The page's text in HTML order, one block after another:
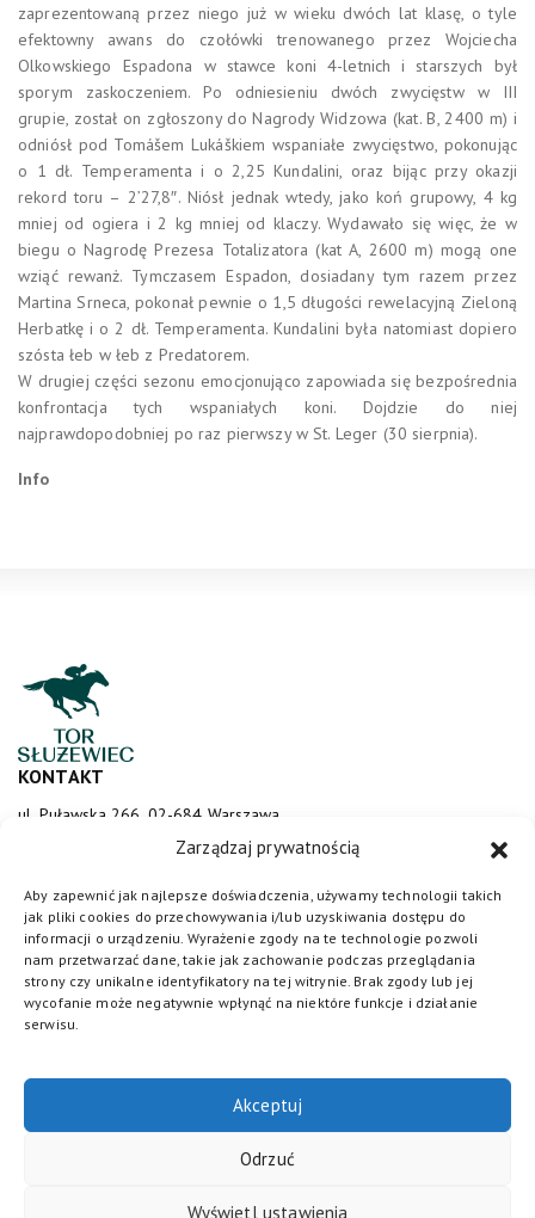
Zarządzaj prywatnością
Aby zapewnić jak najlepsze doświadczenia, używamy technologii takich
jak pliki cookies do przechowywania i/lub uzyskiwania dostępu do
informacji o urządzeniu. Wyrażenie zgody na te technologie pozwoli
nam przetwarzać dane, takie jak zachowanie podczas przeglądania
strony czy unikalne identyfikatory na tej witrynie. Brak zgody lub jej
wycofanie może negatywnie wpłynąć na niektóre funkcje i działanie
serwisu.
Akceptuj
Odrzuć
Wyświetl ustawienia
zaprezentowaną przez niego już w wieku dwóch lat klasę, o tyle
efektowny awans do czołówki trenowanego przez Wojciecha
Olkowskiego Espadona w stawce koni 4-letnich i starszych był
sporym zaskoczeniem. Po odniesieniu dwóch zwycięstw w III
grupie, został on zgłoszony do Nagrody Widzowa (kat. B, 2400 m) i
odniósł pod Tomášem Lukáškiem wspaniałe zwycięstwo, pokonując
o 1 dł. Temperamenta i o 2,25 Kundalini, oraz bijąc przy okazji
rekord toru – 2’27,8″. Niósł jednak wtedy, jako koń grupowy, 4 kg
mniej od ogiera i 2 kg mniej od klaczy. Wydawało się więc, że w
biegu o Nagrodę Prezesa Totalizatora (kat A, 2600 m) mogą one
wziąć rewanż. Tymczasem Espadon, dosiadany tym razem przez
Martina Srneca, pokonał pewnie o 1,5 długości rewelacyjną Zieloną
Herbatkę i o 2 dł. Temperamenta. Kundalini była natomiast dopiero
szósta łeb w łeb z Predatorem.
W drugiej części sezonu emocjonująco zapowiada się bezpośrednia
konfrontacja tych wspaniałych koni. Dojdzie do niej
najprawdopodobniej po raz pierwszy w St. Leger (30 sierpnia).
Info
KONTAKT
ul. Puławska 266, 02-684 Warszawa
sluzewiec@totalizator.pl
KONTAKT DLA MEDIÓW
media@torsluzewiec.pl
DOŁĄCZ DO NAS